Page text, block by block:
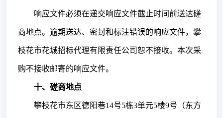
响应文件必须在递交响应文件截止时间前送达磋
商地点。逾期送达、密封和标注错误的响应文件，攀
枝花市花城招标代理有限责任公司恕不接收。本次采
购不接收邮寄的响应文件。
十、磋商地点
攀枝花市东区德阳巷14号5栋3单元5楼9号（东方